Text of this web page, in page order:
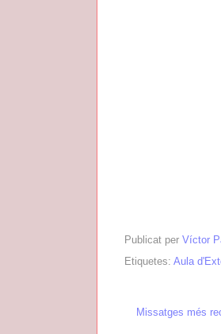
Publicat per Víctor
Etiquetes: Aula
Missatges més